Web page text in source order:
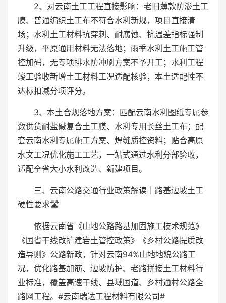
2、对云南土工工程直接影响：老旧薄款防渗土工
膜、普通编织土工布不符合水利新规，项目直接清
场；水利土工材料抗穿刺、耐腐蚀、抗温差指标强制
升级，平原通用材料无法落地；雨季水利土工施工管
控加码，无专项排水防冲刷方案不予开工；水利工程
竣工验收新增土工材料工况适配核验，本土适配性不
达标扣减分项评分。
3、本土合规落地方案：匹配云南水利图纸专属参
数供货耐盐碱复合土工膜、水利专用长丝土工布；配
套云南水利专属施工方案、焊缝质控资料；贴合高原
水文工况优化施工工艺，一站式通过水利分部验收，
适配全省大小水利改造、新建项目。
三、云南公路交通行业政策解读｜路基边坡土工
硬性要求🛣️
依据云南省《山地公路路基加固施工技术规范》
《国省干线改扩建岩土管控政策》《乡村公路提质改
造导则》公路新政，针对云南94%山地地貌公路工
况，优化路基加筋、边坡防护、老路拼接土工材料行
业标准，覆盖高速干线、县域国道、乡村通村公路全
路网工程。#云南瑞达工程材料有限公司#